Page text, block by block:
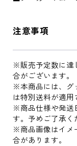
注意事項
※販売予定数に達
合がございます。
※本商品には、グ
は特別送料が適用
※商品仕様や発送
す。予めご了承く
※商品画像はイメ
合があります。